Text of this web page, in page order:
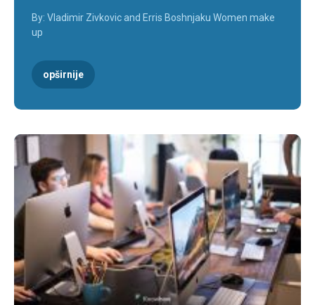
By: Vladimir Zivkovic and Erris Boshnjaku Women make
up
opširnije